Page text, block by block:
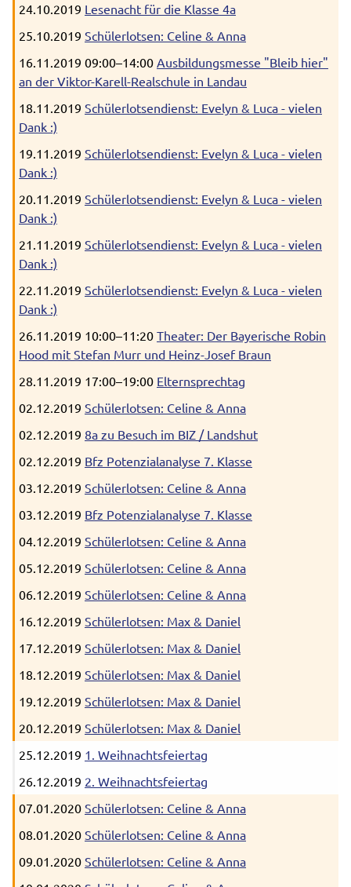
24.10.2019 Lesenacht für die Klasse 4a
25.10.2019 Schülerlotsen: Celine & Anna
16.11.2019 09:00–14:00 Ausbildungsmesse "Bleib hier"
an der Viktor-Karell-Realschule in Landau
18.11.2019 Schülerlotsendienst: Evelyn & Luca - vielen
Dank :)
19.11.2019 Schülerlotsendienst: Evelyn & Luca - vielen
Dank :)
20.11.2019 Schülerlotsendienst: Evelyn & Luca - vielen
Dank :)
21.11.2019 Schülerlotsendienst: Evelyn & Luca - vielen
Dank :)
22.11.2019 Schülerlotsendienst: Evelyn & Luca - vielen
Dank :)
26.11.2019 10:00–11:20 Theater: Der Bayerische Robin
Hood mit Stefan Murr und Heinz-Josef Braun
28.11.2019 17:00–19:00 Elternsprechtag
02.12.2019 Schülerlotsen: Celine & Anna
02.12.2019 8a zu Besuch im BIZ / Landshut
02.12.2019 Bfz Potenzialanalyse 7. Klasse
03.12.2019 Schülerlotsen: Celine & Anna
03.12.2019 Bfz Potenzialanalyse 7. Klasse
04.12.2019 Schülerlotsen: Celine & Anna
05.12.2019 Schülerlotsen: Celine & Anna
06.12.2019 Schülerlotsen: Celine & Anna
16.12.2019 Schülerlotsen: Max & Daniel
17.12.2019 Schülerlotsen: Max & Daniel
18.12.2019 Schülerlotsen: Max & Daniel
19.12.2019 Schülerlotsen: Max & Daniel
20.12.2019 Schülerlotsen: Max & Daniel
25.12.2019 1. Weihnachtsfeiertag
26.12.2019 2. Weihnachtsfeiertag
07.01.2020 Schülerlotsen: Celine & Anna
08.01.2020 Schülerlotsen: Celine & Anna
09.01.2020 Schülerlotsen: Celine & Anna